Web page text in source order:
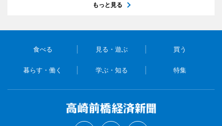
もっと見る
食べる 見る・遊ぶ 買う
暮らす・働く 学ぶ・知る 特集